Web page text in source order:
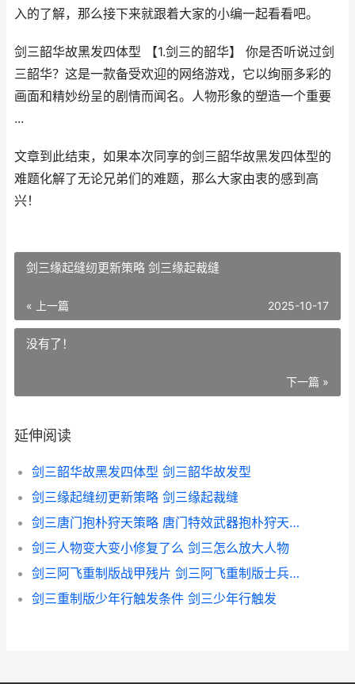
入的了解，那么接下来就跟着大家的小编一起看看吧。
剑三韶华故黑发四体型 【1.剑三的韶华】 你是否听说过剑
三韶华？这是一款备受欢迎的网络游戏，它以绚丽多彩的
画面和精妙纷呈的剧情而闻名。人物形象的塑造一个重要
...
文章到此结束，如果本次同享的剑三韶华故黑发四体型的
难题化解了无论兄弟们的难题，那么大家由衷的感到高
兴！
剑三缘起缝纫更新策略 剑三缘起裁缝
« 上一篇 2025-10-17
没有了！
下一篇 »
延伸阅读
剑三韶华故黑发四体型 剑三韶华故发型
剑三缘起缝纫更新策略 剑三缘起裁缝
剑三唐门抱朴狩天策略 唐门特效武器抱朴狩天攻略
剑三人物变大变小修复了么 剑三怎么放大人物
剑三阿飞重制版战甲残片 剑三阿飞重制版士兵的包裹
剑三重制版少年行触发条件 剑三少年行触发